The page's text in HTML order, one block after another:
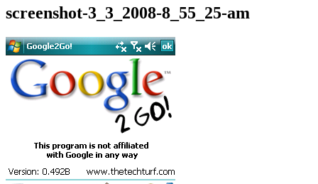
screenshot-3_3_2008-8_55_25-am